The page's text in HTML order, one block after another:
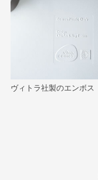
ヴィトラ社製のエンボス